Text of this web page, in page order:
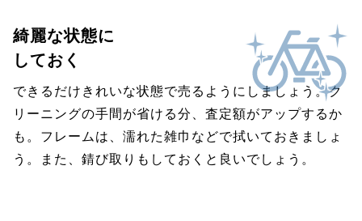
綺麗な状態に
しておく
できるだけきれいな状態で売るようにしましょう。ク
リーニングの手間が省ける分、査定額がアップするか
も。フレームは、濡れた雑巾などで拭いておきましょ
う。また、錆び取りもしておくと良いでしょう。